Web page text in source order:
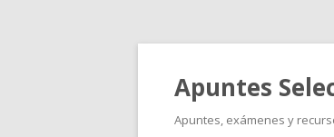
Apuntes
Apuntes, exámenes y